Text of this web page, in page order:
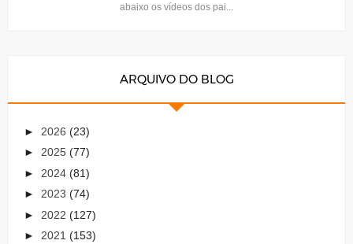
abaixo os vídeos dos pai...
ARQUIVO DO BLOG
► 2026 (23)
► 2025 (77)
► 2024 (81)
► 2023 (74)
► 2022 (127)
► 2021 (153)